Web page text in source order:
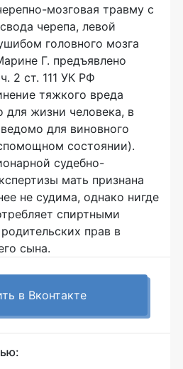
мозговая травму с
черепа, левой
головного мозга
Г. предъявлено
2 ст. 111 УК РФ
тяжкого вреда
для жизни человека, в
для виновного
состоянии).
судебно-
мать признана
не судима, однако нигде
спиртными
прав в
сына.
в Вконтакте